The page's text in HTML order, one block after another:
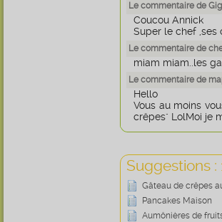
Le commentaire de
Coucou Annick
Super le chef ,ses
Le commentaire de
miam miam..les
Le commentaire de
Hello
Vous au moins
crêpes" LolMoi je
Suggestions
Gâteau de crêpes
Pancakes Maison
Aumônières de